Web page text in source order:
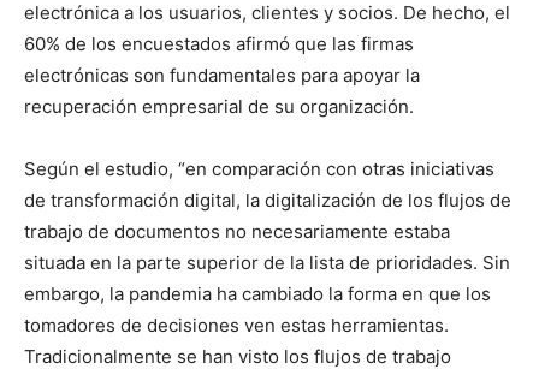
electrónica a los usuarios, clientes y socios. De hecho, el
60% de los encuestados afirmó que las firmas
electrónicas son fundamentales para apoyar la
recuperación empresarial de su organización.
Según el estudio, “en comparación con otras iniciativas
de transformación digital, la digitalización de los flujos de
trabajo de documentos no necesariamente estaba
situada en la parte superior de la lista de prioridades. Sin
embargo, la pandemia ha cambiado la forma en que los
tomadores de decisiones ven estas herramientas.
Tradicionalmente se han visto los flujos de trabajo